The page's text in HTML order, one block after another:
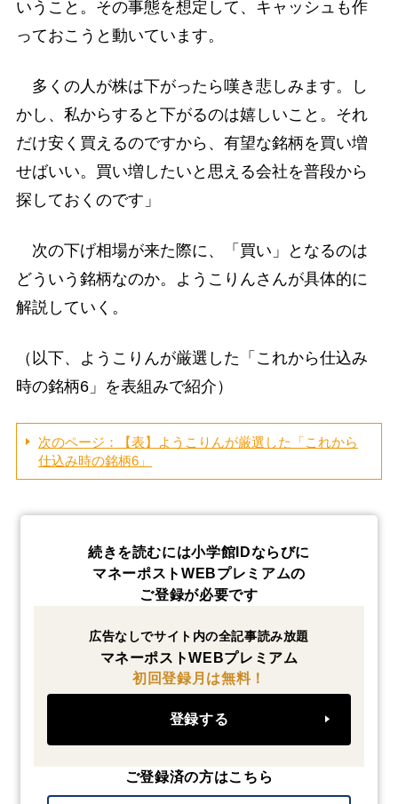
いうこと。その事態を想定して、キャッシュも作
っておこうと動いています。
多くの人が株は下がったら嘆き悲しみます。し
かし、私からすると下がるのは嬉しいこと。それ
だけ安く買えるのですから、有望な銘柄を買い増
せばいい。買い増したいと思える会社を普段から
探しておくのです」
次の下げ相場が来た際に、「買い」となるのは
どういう銘柄なのか。ようこりんさんが具体的に
解説していく。
（以下、ようこりんが厳選した「これから仕込み
時の銘柄6」を表組みで紹介）
次のページ：【表】ようこりんが厳選した「これから
仕込み時の銘柄6」
続きを読むには小学館IDならびに
マネーポストWEBプレミアムの
ご登録が必要です
広告なしでサイト内の全記事読み放題
マネーポストWEBプレミアム
初回登録月は無料！
登録する
ご登録済の方はこちら